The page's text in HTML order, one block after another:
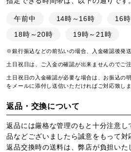
午前中 14時～16時
16
18時～20時
19時～21時
※銀行振込などの前払いの場合、入金確認後発送
土日祝日は、ご入金の確認が出来ませんのでご
土日祝日の入金確認が必要な場合は、お振込の
をメールに添付し送信いただければご対応致しま
返品・交換について
返品には厳格な管理のもと十分注意し
品などございましたら誠意をもって対
返品交換時の送料は、弊店が負担いた